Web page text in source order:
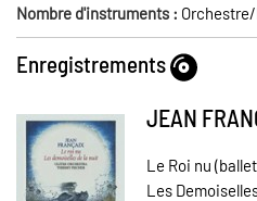
Nombre d'instruments :
Enregistrements
JEAN
Le Roi nu
Les